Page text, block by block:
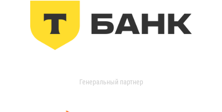
Генеральный партнер